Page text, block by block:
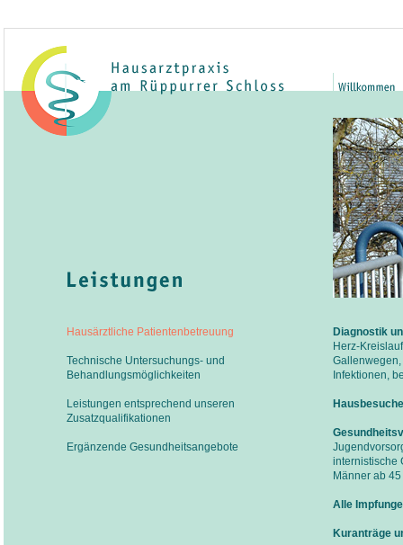
Hausärztliche Patientenbetreuung
Technische Untersuchungs- und
Behandlungsmöglichkeiten
Leistungen entsprechend unseren
Zusatzqualifikationen
Ergänzende Gesundheitsangebote
Diagnostik
Herz-
Infektionen,
internistische
Männer ab 45
Alle
Kuranträge